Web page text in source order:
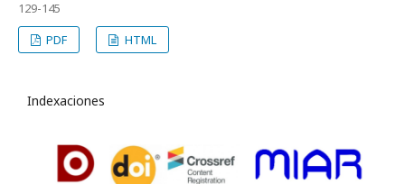
129-145
PDF
HTML
Indexaciones